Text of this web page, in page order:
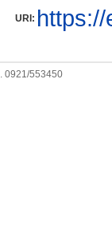
URI:
0921/553450